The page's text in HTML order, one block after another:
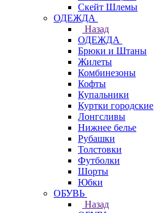
Скейт Шлемы
ОДЕЖДА
Назад
ОДЕЖДА
Брюки и Штаны
Жилеты
Комбинезоны
Кофты
Купальники
Куртки городские
Лонгсливы
Нижнее белье
Рубашки
Толстовки
Футболки
Шорты
Юбки
ОБУВЬ
Назад